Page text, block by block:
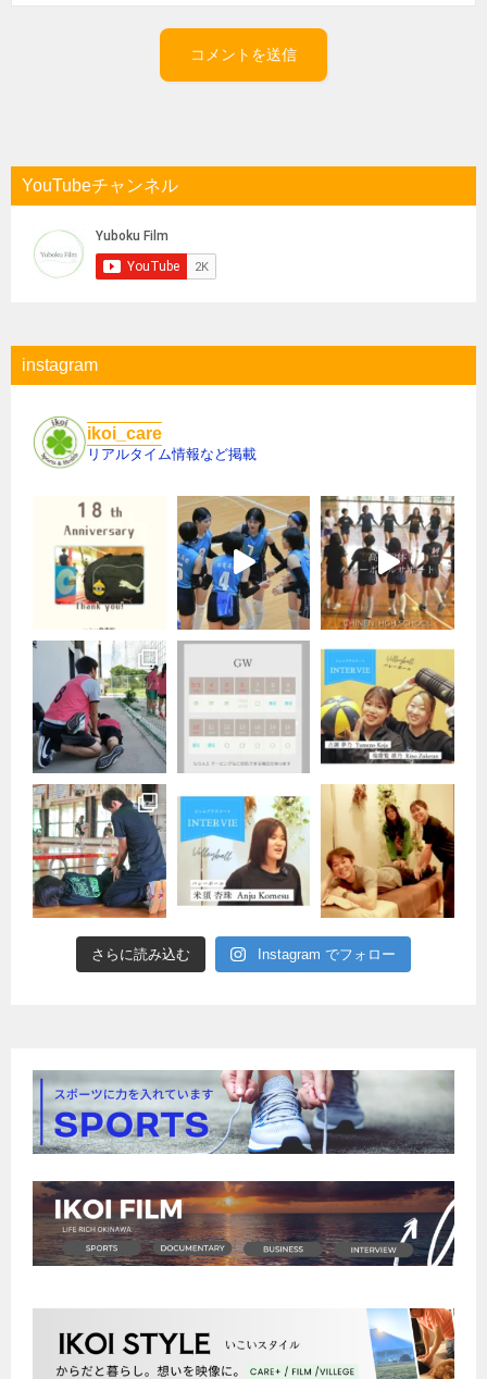
YouTubeチャンネル
instagram
ikoi_care
リアルタイム情報など掲載
さらに読み込む Instagram でフォロー